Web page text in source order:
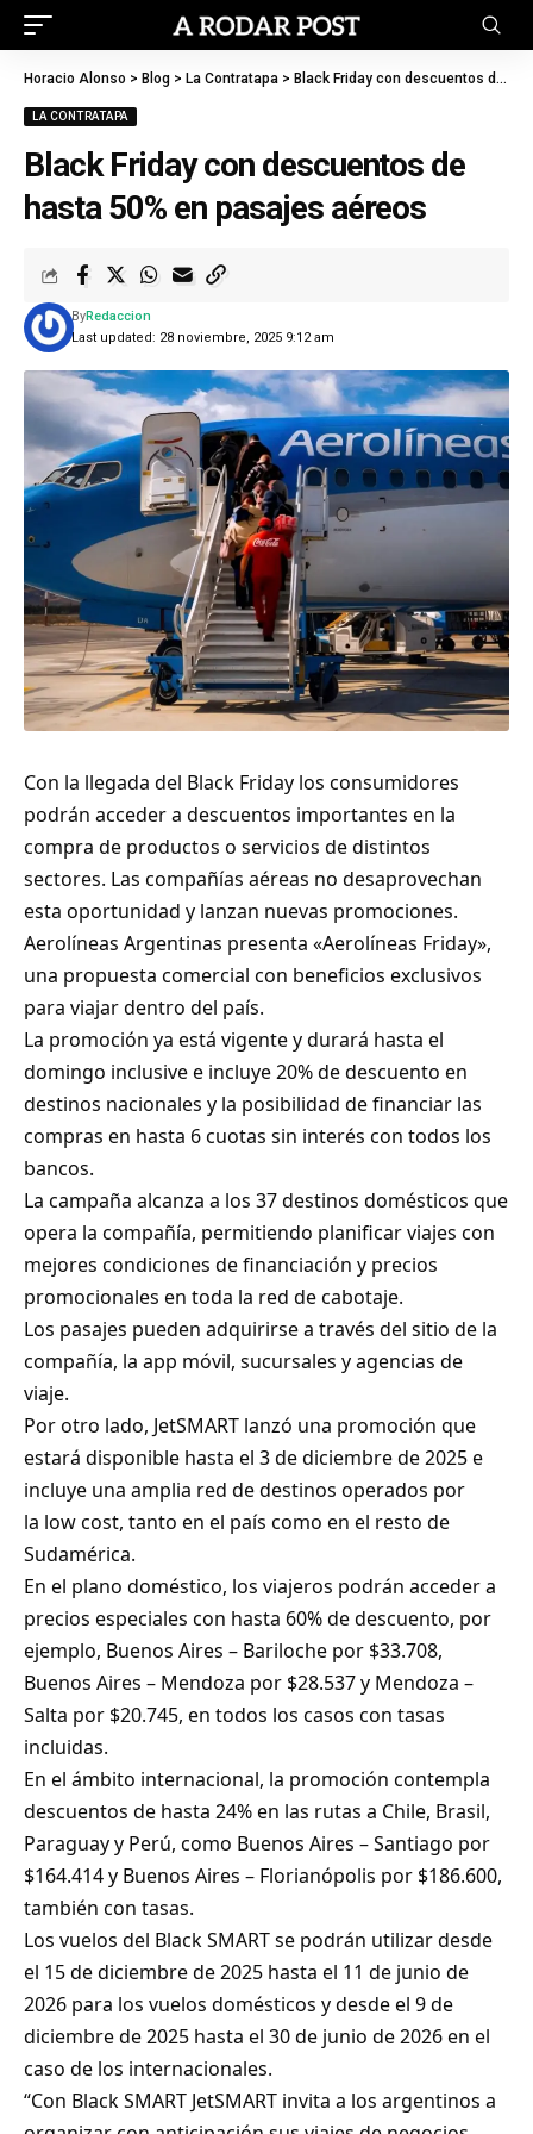
Horacio Alonso > Blog > La Contratapa > Black Friday con descuentos de hasta 50% en pasajes aéreos
LA CONTRATAPA
Black Friday con descuentos de
hasta 50% en pasajes aéreos
Last updated: 28 noviembre, 2025 9:12 am
ByRedaccion
Con la llegada del Black Friday los consumidores
podrán acceder a descuentos importantes en la
compra de productos o servicios de distintos
sectores. Las compañías aéreas no desaprovechan
esta oportunidad y lanzan nuevas promociones.
Aerolíneas Argentinas presenta «Aerolíneas Friday»,
una propuesta comercial con beneficios exclusivos
para viajar dentro del país.
La promoción ya está vigente y durará hasta el
domingo inclusive e incluye 20% de descuento en
destinos nacionales y la posibilidad de financiar las
compras en hasta 6 cuotas sin interés con todos los
bancos.
La campaña alcanza a los 37 destinos domésticos que
opera la compañía, permitiendo planificar viajes con
mejores condiciones de financiación y precios
promocionales en toda la red de cabotaje.
Los pasajes pueden adquirirse a través del sitio de la
compañía, la app móvil, sucursales y agencias de
viaje.
Por otro lado, JetSMART lanzó una promoción que
estará disponible hasta el 3 de diciembre de 2025 e
incluye una amplia red de destinos operados por
la low cost, tanto en el país como en el resto de
Sudamérica.
En el plano doméstico, los viajeros podrán acceder a
precios especiales con hasta 60% de descuento, por
ejemplo, Buenos Aires – Bariloche por $33.708,
Buenos Aires – Mendoza por $28.537 y Mendoza –
Salta por $20.745, en todos los casos con tasas
incluidas.
En el ámbito internacional, la promoción contempla
descuentos de hasta 24% en las rutas a Chile, Brasil,
Paraguay y Perú, como Buenos Aires – Santiago por
$164.414 y Buenos Aires – Florianópolis por $186.600,
también con tasas.
Los vuelos del Black SMART se podrán utilizar desde
el 15 de diciembre de 2025 hasta el 11 de junio de
2026 para los vuelos domésticos y desde el 9 de
diciembre de 2025 hasta el 30 de junio de 2026 en el
caso de los internacionales.
“Con Black SMART JetSMART invita a los argentinos a